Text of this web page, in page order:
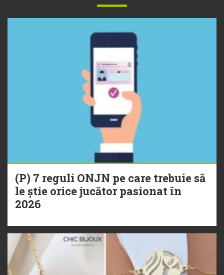
(P) 7 reguli ONJN pe care trebuie să
le știe orice jucător pasionat în
2026